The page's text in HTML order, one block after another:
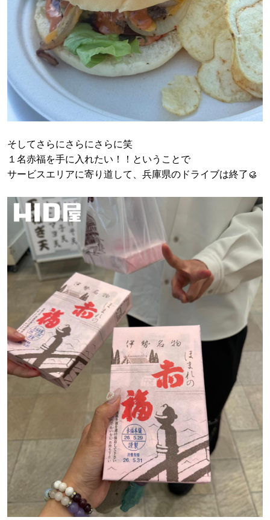
そしてさらにさらにさらに笑
１名赤福を手に入れたい！！ということで
サービスエリアに寄り道して、兵庫県のドライブは終了🥮